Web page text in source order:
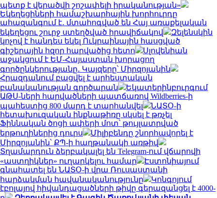
պետք է վերածվի շոշափելի իրականության»
Եկեղեցիների համաշխարհային խորհուրդը
ահազանգում է․ մտահոգված են Հայ առաքելական
եկեղեցու շուրջ ստեղծված իրավիճակով
Զելենսկին
կոչով է հանդես եկել Ուկրաինային հասցված
գիշերային հզոր հարվածից հետո
Սլովենիան
աջակցում է ԵՄ-Հայաստան խորացող
գործընկերությանը․ Կայզերը՝ Միրզոյանին
Հրազդանում բացվել է արհեստական
բանականության գործարան
Եկատերինբուրգում
ԱԹՍ-ների հարվածների պատճառով Wildberries-ի
պահեստից 800 մարդ է տարհանվել
ՆԱՏՕ-ի
հետախուզական ինքնաթիռը սկսել է թռչել
Ֆիննական ծոցի ափերի մոտ՝ թույլատրված
երթուղիներից դուրս
Միլիբենդը շնորհավորել է
Միրզոյանին՝ ՔՊ-ի հաղթանակի առթիվ
Տղամարդուն ձերբակալել են Telegram-ում վճարովի
«աստղիկներ» ուղարկելու համար
Էստոնիայում
գնահատել են ՆԱՏՕ-ի վրա Ռուսաստանի
հարձակման հավանականությունը
Կոնգոյում
էբոլայով հիվանդացածների թիվը գերազանցել է 4000-